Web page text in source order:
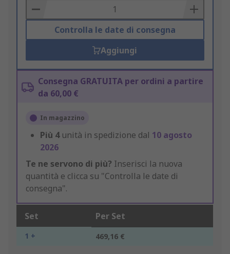
Basket
Controlla le date di consegna
Aggiungi
Consegna GRATUITA per ordini a partire
da 60,00 €
In magazzino
Più 4 unità in spedizione dal 10 agosto
2026
Te ne servono di più? Inserisci la nuova
quantità e clicca su "Controlla le date di
consegna".
Set Per Set
1 + 469,16 €